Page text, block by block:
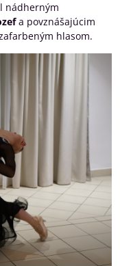
nádherným
a povznášajúcim
hlasom.